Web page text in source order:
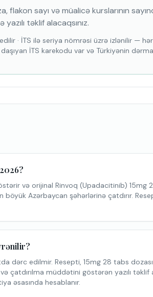
sayı və müalicə kurslarının
təklif alacaqsınız.
· İTS ilə seriya nömrəsi üzrə izlənilir —
İTS karekodu var və Türkiyənin
və orijinal Rinvoq (Upadacitinib) 15mg
böyük Azərbaycan şəhərlərinə çatdırır.
dərc edilmir. Resepti, 15mg 28 tabs
müddətini göstərən yazılı təklif
əsasında hesablanır.